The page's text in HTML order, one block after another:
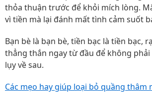
thỏa thuận trước để khỏi mích lòng.
vì tiền mà lại đánh mất tình cảm suốt
Bạn bè là bạn bè, tiền bạc là tiền bạc,
thẳng thắn ngay từ đầu để không
lụy về sau.
Các mẹo hay giúp loại bỏ quầng thâm